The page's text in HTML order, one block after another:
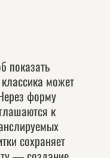
показать
может
форму
к
сохраняет